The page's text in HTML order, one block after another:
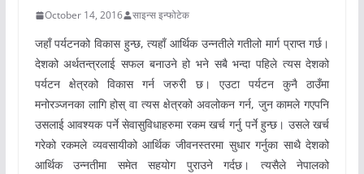
October 14, 2016 साइन्स इन्फोटेक
जहाँ पर्यटनको विकास हुन्छ, त्यहाँ आर्थिक उन्नतीले गतीलो मार्ग प्राप्त गर्छ।
देशको अर्थतन्त्रलाई सफल बनाउने हो भने सबै भन्दा पहिले त्यस देशको
पर्यटन क्षेत्रको विकास गर्न जरुरी छ। एउटा पर्यटन कुनै ठाउँमा
मनोरञ्जनका लागि होस् वा त्यस क्षेत्रको अवलोकन गर्न, जुन कामले गएपनि
उसलाई आवश्यक पर्ने सेवासुविधाहरुमा रकम खर्च गर्नु पर्ने हुन्छ। उसले खर्च
गरेको रकमले व्यवसायीको आर्थिक जीवनस्तरमा सुधार गर्नुका साथै देशको
आर्थिक उन्नतीमा समेत सहयोग पुराउने गर्दछ। त्यसैले नेपालको